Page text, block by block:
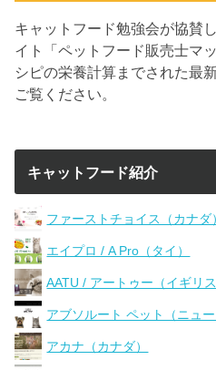
キャットフード勉強会が協賛
イト「ペットフード販売士マ
シピの栄養計算までされた最
ご覧ください。
キャットフード紹介
ファーストチョイス（カナダ
エイプロ / A Pro（タイ）
AATU / アートゥー（イギリス
アブソルート ペット（ニュー
アカナ（カナダ）